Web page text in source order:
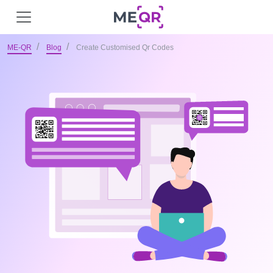
ME-QR Blog Create Customised Qr Codes